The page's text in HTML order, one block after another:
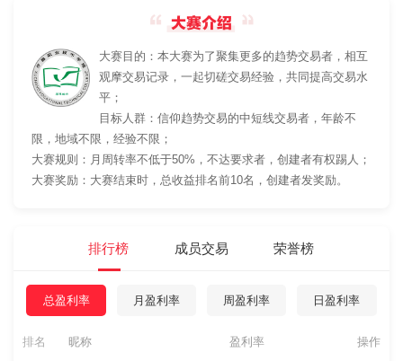
大赛目的：本大赛为了聚集更多的趋势交易者，相互
观摩交易记录，一起切磋交易经验，共同提高交易水
平；
目标人群：信仰趋势交易的中短线交易者，年龄不
限，地域不限，经验不限；
大赛规则：月周转率不低于50%，不达要求者，创建者有权踢人；
大赛奖励：大赛结束时，总收益排名前10名，创建者发奖励。
排行榜 成员交易 荣誉榜
总盈利率 月盈利率 周盈利率 日盈利率
排名 昵称 盈利率 操作